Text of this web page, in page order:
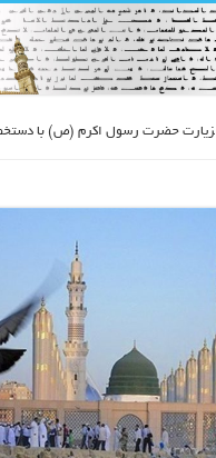
زیارت حضرت رسول اکرم (ص) با